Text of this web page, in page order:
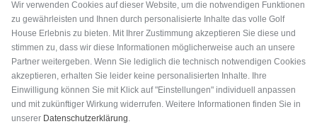
Wir verwenden Cookies auf dieser Website, um die notwendigen Funktionen
zu gewährleisten und Ihnen durch personalisierte Inhalte das volle Golf
House Erlebnis zu bieten. Mit Ihrer Zustimmung akzeptieren Sie diese und
stimmen zu, dass wir diese Informationen möglicherweise auch an unsere
Partner weitergeben. Wenn Sie lediglich die technisch notwendigen Cookies
akzeptieren, erhalten Sie leider keine personalisierten Inhalte. Ihre
Einwilligung können Sie mit Klick auf "Einstellungen" individuell anpassen
und mit zukünftiger Wirkung widerrufen. Weitere Informationen finden Sie in
unserer Datenschutzerklärung.